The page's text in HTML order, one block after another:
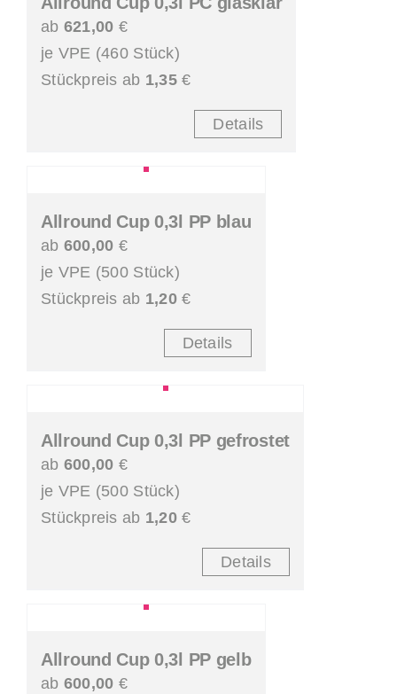
ab 621,00 €
je VPE (460 Stück)
Stückpreis ab 1,35€
Details
Allround Cup 0,3l PP blau
ab 600,00 €
je VPE (500 Stück)
Stückpreis ab 1,20€
Details
Allround Cup 0,3l PP gefrostet
ab 600,00 €
je VPE (500 Stück)
Stückpreis ab 1,20€
Details
Allround Cup 0,3l PP gelb
ab 600,00 €